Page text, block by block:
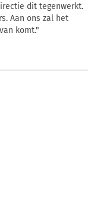
dit tegenwerkt.
Aan ons zal het
komt."